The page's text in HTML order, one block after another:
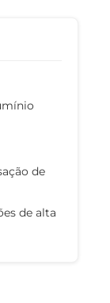
de
de alta